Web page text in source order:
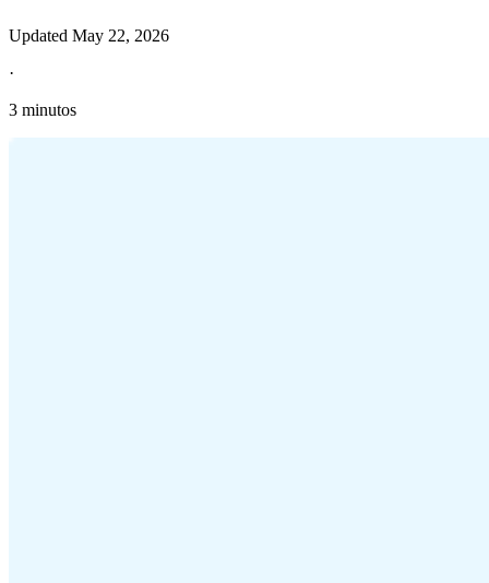
Updated May 22, 2026
·
3 minutos